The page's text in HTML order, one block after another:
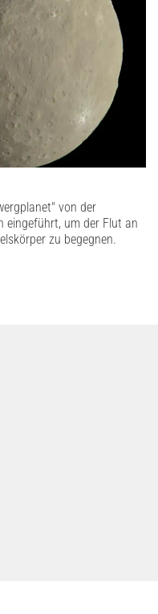
von der
eingeführt, um der Flut an
zu begegnen.